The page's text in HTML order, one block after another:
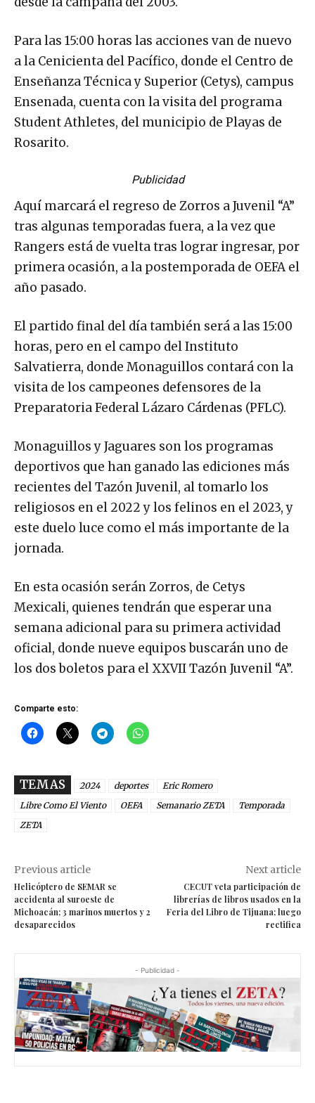
Para las 15:00 horas las acciones van de nuevo
a la Cenicienta del Pacífico, donde el Centro de
Enseñanza Técnica y Superior (Cetys), campus
Ensenada, cuenta con la visita del programa
Student Athletes, del municipio de Playas de
Rosarito.
Publicidad
Aquí marcará el regreso de Zorros a Juvenil “A”
tras algunas temporadas fuera, a la vez que
Rangers está de vuelta tras lograr ingresar, por
primera ocasión, a la postemporada de OEFA el
año pasado.
El partido final del día también será a las 15:00
horas, pero en el campo del Instituto
Salvatierra, donde Monaguillos contará con la
visita de los campeones defensores de la
Preparatoria Federal Lázaro Cárdenas (PFLC).
Monaguillos y Jaguares son los programas
deportivos que han ganado las ediciones más
recientes del Tazón Juvenil, al tomarlo los
religiosos en el 2022 y los felinos en el 2023, y
este duelo luce como el más importante de la
jornada.
En esta ocasión serán Zorros, de Cetys
Mexicali, quienes tendrán que esperar una
semana adicional para su primera actividad
oficial, donde nueve equipos buscarán uno de
los dos boletos para el XXVII Tazón Juvenil “A”.
Comparte esto:
TEMAS 2024 deportes
Eric Romero
Libre Como El Viento
OEFA Semanario ZETA
Temporada
ZETA
Previous article
Helicóptero de SEMAR se
accidenta al suroeste de
Michoacán; 3 marinos muertos y 2
desaparecidos
Next article
CECUT veta participación de
librerías de libros usados en la
Feria del Libro de Tijuana; luego
rectifica
- Publicidad -